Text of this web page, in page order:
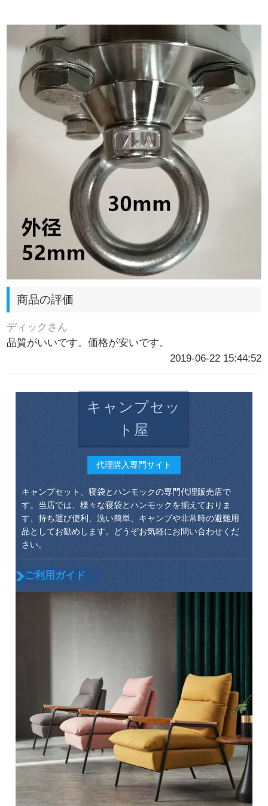
商品の評価
ディックさん
品質がいいです。価格が安いです。
2019-06-22 15:44:52
キャンプセッ
ト屋
代理購入専門サイト
キャンプセット、寝袋とハンモックの専門代理販売店で
す。当店では、様々な寝袋とハンモックを揃えておりま
す、持ち運び便利、洗い簡単、キャンプや非常時の避難用
品としてお勧めします。どうぞお気軽にお問い合わせくだ
さい。
ご利用ガイド